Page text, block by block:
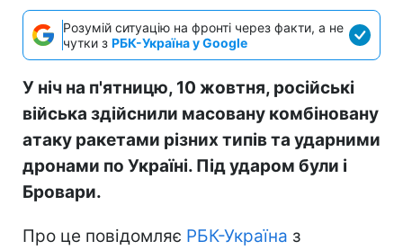
Розумій ситуацію на фронті через факти, а не
чутки з РБК-Україна у Google
У ніч на п'ятницю, 10 жовтня, російські
війська здійснили масовану комбіновану
атаку ракетами різних типів та ударними
дронами по Україні. Під ударом були і
Бровари.
Про це повідомляє РБК-Україна з